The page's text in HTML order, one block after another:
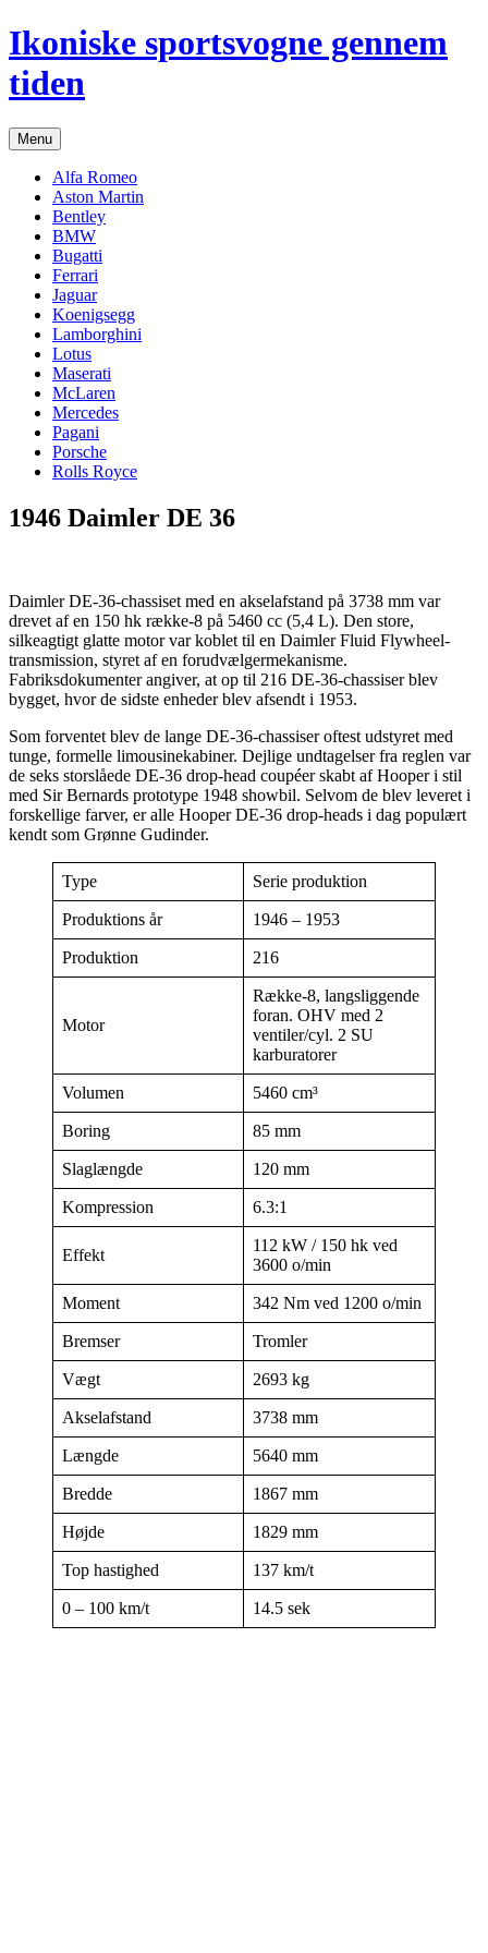
Hop
til
indhold
Ikoniske sportsvogne gennem
tiden
Menu
Alfa Romeo
Aston Martin
Bentley
BMW
Bugatti
Ferrari
Jaguar
Koenigsegg
Lamborghini
Lotus
Maserati
McLaren
Mercedes
Pagani
Porsche
Rolls Royce
1946 Daimler DE 36
Daimler DE-36-chassiset med en akselafstand på 3738 mm var
drevet af en 150 hk række-8 på 5460 cc (5,4 L). Den store,
silkeagtigt glatte motor var koblet til en Daimler Fluid Flywheel-
transmission, styret af en forudvælgermekanisme.
Fabriksdokumenter angiver, at op til 216 DE-36-chassiser blev
bygget, hvor de sidste enheder blev afsendt i 1953.
Som forventet blev de lange DE-36-chassiser oftest udstyret med
tunge, formelle limousinekabiner. Dejlige undtagelser fra reglen var
de seks storslåede DE-36 drop-head coupéer skabt af Hooper i stil
med Sir Bernards prototype 1948 showbil. Selvom de blev leveret i
forskellige farver, er alle Hooper DE-36 drop-heads i dag populært
kendt som Grønne Gudinder.
Type Serie produktion
Produktions år 1946 – 1953
Produktion 216
Motor
Række-8, langsliggende
foran. OHV med 2
ventiler/cyl. 2 SU
karburatorer
Volumen 5460 cm³
Boring 85 mm
Slaglængde 120 mm
Kompression 6.3:1
Effekt
112 kW / 150 hk ved
3600 o/min
Moment 342 Nm ved 1200 o/min
Bremser Tromler
Vægt 2693 kg
Akselafstand 3738 mm
Længde 5640 mm
Bredde 1867 mm
Højde 1829 mm
Top hastighed 137 km/t
0 – 100 km/t 14.5 sek